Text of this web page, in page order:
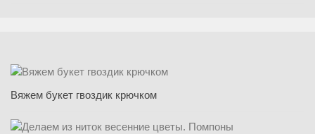
Вяжем букет гвоздик крючком